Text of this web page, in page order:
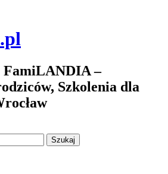
FamiLANDIA –
Szkolenia dla